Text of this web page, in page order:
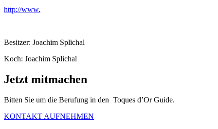
http://www.
Besitzer: Joachim Splichal
Koch: Joachim Splichal
Jetzt mitmachen
Bitten Sie um die Berufung in den Toques d’Or Guide.
KONTAKT AUFNEHMEN